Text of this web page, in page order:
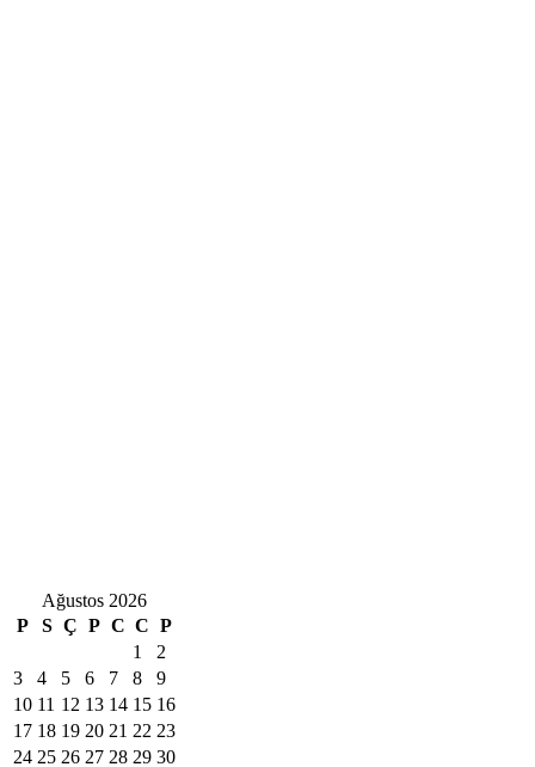
Ağustos 2026
P
S Ç P C C P
1
2
3
4 5 6 7 8
9
10 11 12 13 14 15 16
17 18 19 20 21 22 23
24 25 26 27 28 29 30